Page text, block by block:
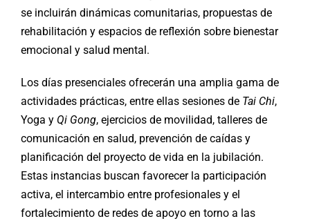
se incluirán dinámicas comunitarias, propuestas de
rehabilitación y espacios de reflexión sobre bienestar
emocional y salud mental.
Los días presenciales ofrecerán una amplia gama de
actividades prácticas, entre ellas sesiones de Tai Chi,
Yoga y Qi Gong, ejercicios de movilidad, talleres de
comunicación en salud, prevención de caídas y
planificación del proyecto de vida en la jubilación.
Estas instancias buscan favorecer la participación
activa, el intercambio entre profesionales y el
fortalecimiento de redes de apoyo en torno a las